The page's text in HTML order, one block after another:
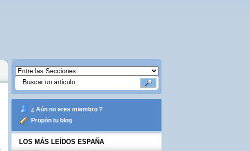
¿ Aún no eres miembro ?
Propón tu blog
LOS MÁS LEÍDOS ESPAÑA